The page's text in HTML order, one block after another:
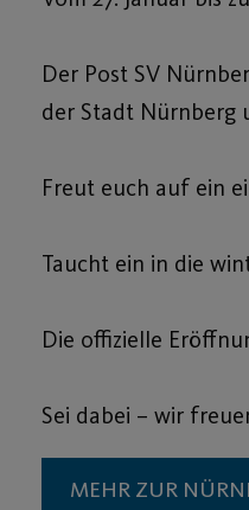
Der Post SV
der Stadt Nürnberg
Freut euch auf ein
Taucht ein in die
Die offizielle
Sei dabei – wir
MEHR ZUR